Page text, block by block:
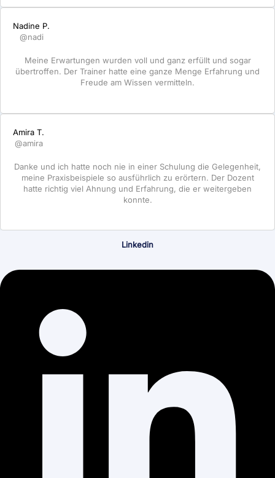
Nadine P.
@nadi
Meine Erwartungen wurden voll und ganz erfüllt und sogar
übertroffen. Der Trainer hatte eine ganze Menge Erfahrung und
Freude am Wissen vermitteln.
Amira T.
@amira
Danke und ich hatte noch nie in einer Schulung die Gelegenheit,
meine Praxisbeispiele so ausführlich zu erörtern. Der Dozent
hatte richtig viel Ahnung und Erfahrung, die er weitergeben
konnte.
Linkedin